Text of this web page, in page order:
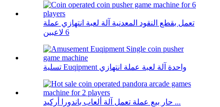
تعمل بقطع النقود المعدنية آلة لعبة انتهازي عملة
6 لاعبين
تسلية Euqipment واحدة آلة لعبة عملة انتهازي
حار بيع عملة تعمل آلة ألعاب باندورا أركيد ...